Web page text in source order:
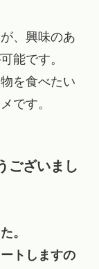
、興味のあ
能です。
を食べたい
です。
ございまし
。
トしますの